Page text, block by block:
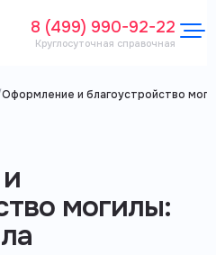
8 (499) 990-92-22
Круглосуточная справочная
Оформление и благоустройство
могилы: